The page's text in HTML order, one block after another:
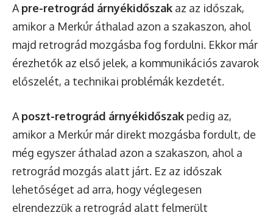
A pre-retrográd árnyékidőszak az az időszak,
amikor a Merkúr áthalad azon a szakaszon, ahol
majd retrográd mozgásba fog fordulni. Ekkor már
érezhetők az első jelek, a kommunikációs zavarok
előszelét, a technikai problémák kezdetét.
A poszt-retrográd árnyékidőszak pedig az,
amikor a Merkúr már direkt mozgásba fordult, de
még egyszer áthalad azon a szakaszon, ahol a
retrográd mozgás alatt járt. Ez az időszak
lehetőséget ad arra, hogy véglegesen
elrendezzük a retrográd alatt felmerült